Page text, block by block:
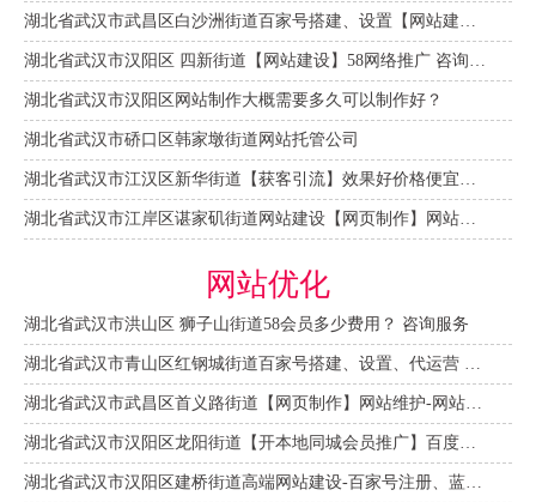
湖北省武汉市汉阳区网站制作大概需要多久可以制作好？
湖北省武汉市硚口区韩家墩街道网站托管公司
网站优化
湖北省武汉市洪山区 狮子山街道58会员多少费用？ 咨询服务